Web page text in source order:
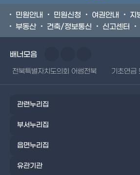
민원안내 민원신청 여권안내 지
부동산
건축/정보통신 신고센터
배너모음
전북특별자치도의회 어썸전북 기초연금
관련누리집
부서누리집
읍면누리집
유관기관